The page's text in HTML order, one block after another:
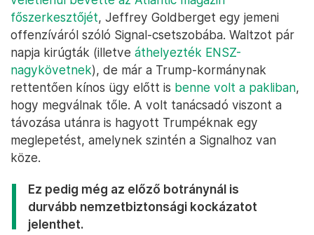
főszerkesztőjét, Jeffrey Goldberget egy jemeni
offenzíváról szóló Signal-csetszobába. Waltzot pár
napja kirúgták (illetve áthelyezték ENSZ-
nagykövetnek), de már a Trump-kormánynak
rettentően kínos ügy előtt is benne volt a pakliban,
hogy megválnak tőle. A volt tanácsadó viszont a
távozása utánra is hagyott Trumpéknak egy
meglepetést, amelynek szintén a Signalhoz van
köze.
Ez pedig még az előző botránynál is
durvább nemzetbiztonsági kockázatot
jelenthet.